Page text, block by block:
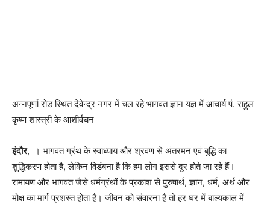
अन्नपूर्णा रोड स्थित देवेन्द्र नगर में चल रहे भागवत ज्ञान यज्ञ में आचार्य पं. राहुल
कृष्ण शास्त्री के आशीर्वचन
इंदौर, । भागवत ग्रंथ के स्वाध्याय और श्रवण से अंतरमन एवं बुद्धि का
शुद्धिकरण होता है, लेकिन विडंबना है कि हम लोग इससे दूर होते जा रहे हैं।
रामायण और भागवत जैसे धर्मग्रंथों के प्रकाश से पुरुषार्थ, ज्ञान, धर्म, अर्थ और
मोक्ष का मार्ग प्रशस्त होता है। जीवन को संवारना है तो हर घर में बाल्यकाल में